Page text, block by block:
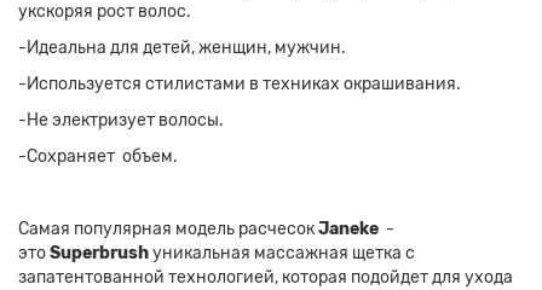
укскоряя рост волос.
-Идеальна для детей, женщин, мужчин.
-Используется стилистами в техниках окрашивания.
-Не электризует волосы.
-Сохраняет объем.
Самая популярная модель расчесокJaneke -
этоSuperbrushуникальная массажная щетка с
запатентованной технологией, которая подойдет для ухода